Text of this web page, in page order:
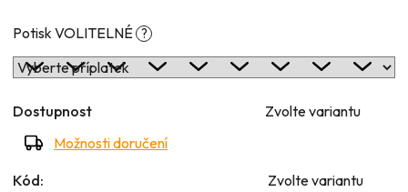
Potisk VOLITELNÉ ?
Dostupnost
Zvolte variantu
Možnosti doručení
Kód: Zvolte variantu